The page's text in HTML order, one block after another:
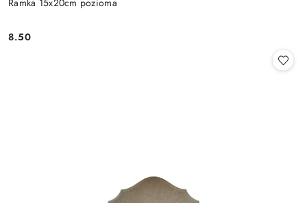
Cena:
8.50